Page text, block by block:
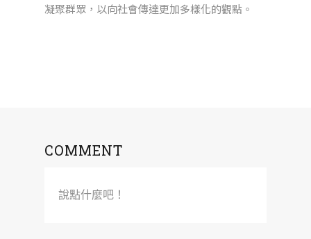
凝聚群眾，以向社會傳達更加多樣化的觀點。
COMMENT
說點什麼吧！